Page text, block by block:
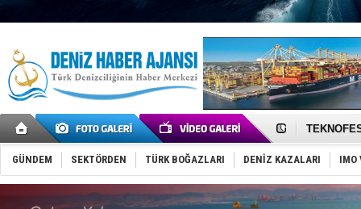
TAYK -
Tersane
İngiliz
FESCO,
DESE,
GÜNDEM SEKTÖRDEN TÜRK BOĞAZLARI DENİZ KAZALARI IMO